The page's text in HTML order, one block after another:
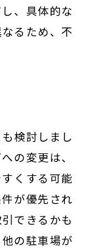
、具体的な
るため、不
検討しまし
の変更は、
くする可能
が優先され
できるかも
の駐車場が